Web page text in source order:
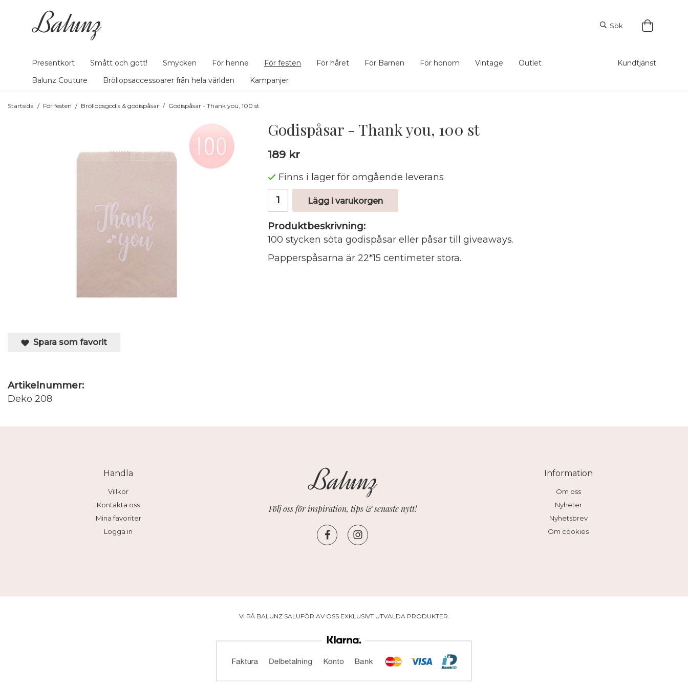
Sök
Presentkort Smått och gott! Smycken För henne För festen För håret För Barnen För honom Vintage
Outlet
Balunz Couture
Bröllopsaccessoarer från hela världen Kampanjer
Kundtjänst
Startsida / För festen / Bröllopsgodis & godispåsar / Godispåsar - Thank you, 100 st
Godispåsar - Thank you, 100 st
189 kr
Finns i lager för omgående leverans
Lägg i varukorgen
Produktbeskrivning:
100 stycken söta godispåsar eller påsar till giveaways.
Papperspåsarna är 22*15 centimeter stora.
Spara som favorit
Artikelnummer:
Deko 208
Handla
Villkor
Kontakta oss
Mina favoriter
Logga in
Följ oss för inspiration, tips & senaste nytt!
Information
Om oss
Nyheter
Nyhetsbrev
Om cookies
VI PÅ BALUNZ SALUFÖR AV OSS EXKLUSIVT UTVALDA PRODUKTER.